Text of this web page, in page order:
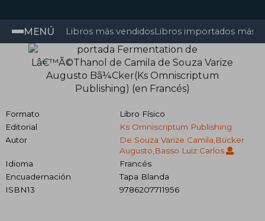
MENÚ Libros más vendidosLibros importados más
Formato
Libro Físico
Editorial
Ks Omniscriptum Publishing
Autor
De Souza Varize Camila,Bücker
Augusto,Basso Luiz Carlos
Idioma
Francés
Encuadernación
Tapa Blanda
ISBN13
9786207711956